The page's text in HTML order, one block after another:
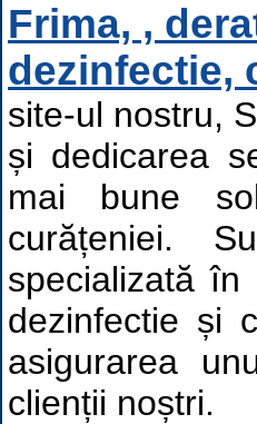
Frima, ,
dezinfectie,
site-ul nostru,
și dedicarea
mai bune
curățeniei.
specializată în
dezinfectie și
asigurarea
clienții noștri.